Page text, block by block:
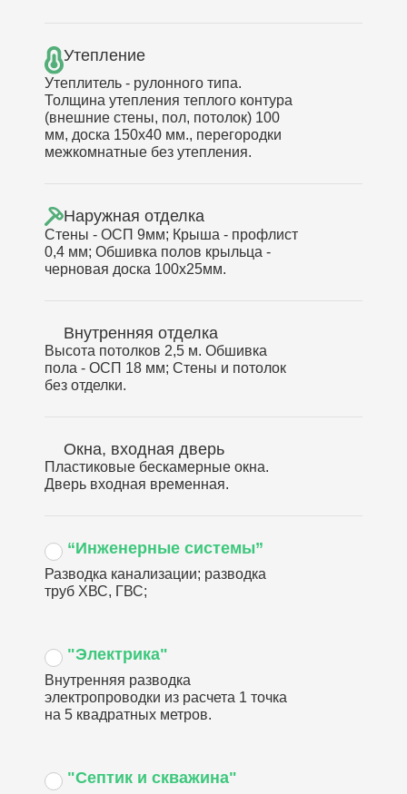
Утепление
Утеплитель - рулонного типа.
Толщина утепления теплого контура
(внешние стены, пол, потолок) 100
мм, доска 150х40 мм., перегородки
межкомнатные без утепления.
Наружная отделка
Стены - ОСП 9мм; Крыша - профлист
0,4 мм; Обшивка полов крыльца -
черновая доска 100х25мм.
Внутренняя отделка
Высота потолков 2,5 м. Обшивка
пола - ОСП 18 мм; Стены и потолок
без отделки.
Окна, входная дверь
Пластиковые бескамерные окна.
Дверь входная временная.
“Инженерные системы”
Разводка канализации; разводка
труб ХВС, ГВС;
"Электрика"
Внутренняя разводка
электропроводки из расчета 1 точка
на 5 квадратных метров.
"Септик и скважина"